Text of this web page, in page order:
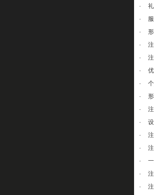
·
·
·
·
·
·
·
·
·
·
·
·
·
·
·